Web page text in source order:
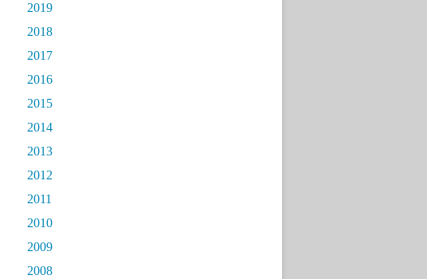
2019
2018
2017
2016
2015
2014
2013
2012
2011
2010
2009
2008